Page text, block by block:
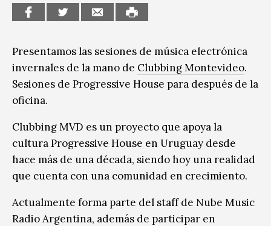
Presentamos las sesiones de música electrónica
invernales de la mano de Clubbing Montevideo.
Sesiones de Progressive House para después de la
oficina.
Clubbing MVD es un proyecto que apoya la
cultura Progressive House en Uruguay desde
hace más de una década, siendo hoy una realidad
que cuenta con una comunidad en crecimiento.
Actualmente forma parte del staff de Nube Music
Radio Argentina, además de participar en